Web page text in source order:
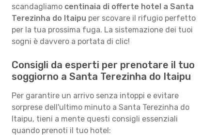
scandagliamo centinaia di offerte hotel a Santa
Terezinha do Itaipu per scovare il rifugio perfetto
per la tua prossima fuga. La sistemazione dei tuoi
sogni è davvero a portata di clic!
Consigli da esperti per prenotare il tuo
soggiorno a Santa Terezinha do Itaipu
Per garantire un arrivo senza intoppi e evitare
sorprese dell'ultimo minuto a Santa Terezinha do
Itaipu, tieni a mente questi consigli essenziali
quando prenoti il tuo hotel: